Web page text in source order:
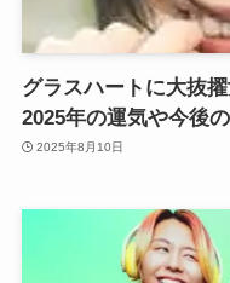
グラスハートに大抜
2025年の運気や今後
2025年8月10日